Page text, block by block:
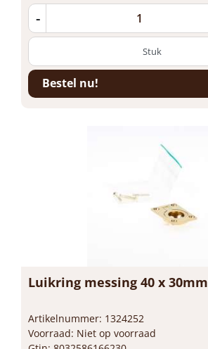
-
Bestel nu!
Luikring messing 40 x 30mm
Artikelnummer: 1324252
Voorraad: Niet op voorraad